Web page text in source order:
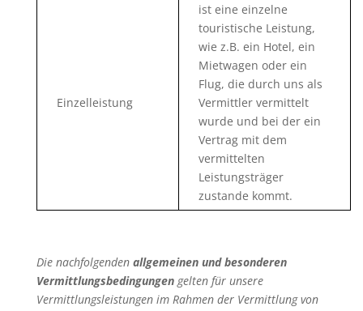
Einzelleistung
ist eine einzelne
touristische Leistung,
wie z.B. ein Hotel, ein
Mietwagen oder ein
Flug, die durch uns als
Vermittler vermittelt
wurde und bei der ein
Vertrag mit dem
vermittelten
Leistungsträger
zustande kommt.
Die nachfolgenden allgemeinen und besonderen
Vermittlungsbedingungengelten für unsere
Vermittlungsleistungen im Rahmen der Vermittlung von